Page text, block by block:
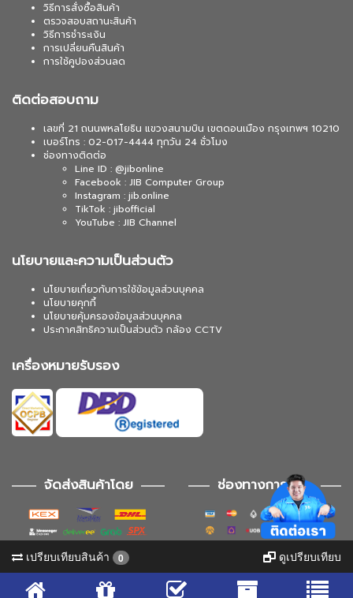
วิธีการสั่งซื้อสินค้า
ตรวจสอบสถานะสินค้า
วิธีการชำระเงิน
การเปลี่ยนคืนสินค้า
การใช้คูปองส่วนลด
ติดต่อสอบถาม
เลขที่ 21 ถนนพหลโยธิน แขวงสนามบิน เขตดอนเมือง กรุงเทพฯ 10210
เบอร์โทร : 02-017-4444 ทุกวัน 24 ชั่วโมง
ช่องทางติดต่อ
Line ID : @jibonline
Facebook : JIB Computer Group
Instagram : jib.online
TikTok : jibofficial
YouTube : JIB Channel
นโยบายและความเป็นส่วนตัว
นโยบายเกี่ยวกับการใช้ข้อมูลส่วนบุคคล
นโยบายคุกกี้
นโยบายคุ้มครองข้อมูลส่วนบุคคล
ประกาศสิทธิความเป็นส่วนตัว กล้อง CCTV
เครื่องหมายรับรอง
จัดส่งสินค้าโดย ช่องทางการชำระ
ช่องทางการติดตาม
เปรียบเทียบสินค้า 0 ดูเปรียบเทียบ